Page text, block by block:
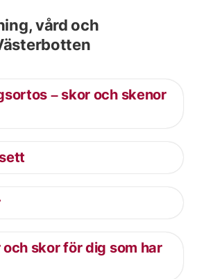
vård och
– skor och skenor
skor för dig som har